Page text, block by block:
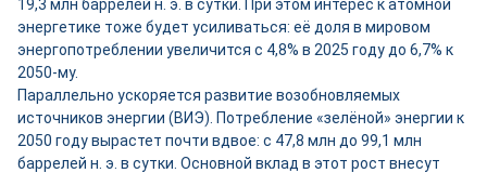
19,3 млн баррелей н. э. в сутки. При этом интерес к атомной
энергетике тоже будет усиливаться: её доля в мировом
энергопотреблении увеличится с 4,8% в 2025 году до 6,7% к
2050-му.
Параллельно ускоряется развитие возобновляемых
источников энергии (ВИЭ). Потребление «зелёной» энергии к
2050 году вырастет почти вдвое: с 47,8 млн до 99,1 млн
баррелей н. э. в сутки. Основной вклад в этот рост внесут